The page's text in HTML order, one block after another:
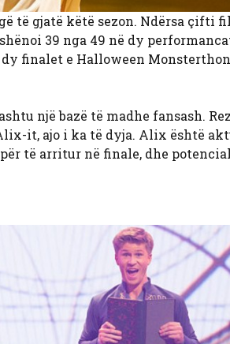
të gjatë këtë sezon. Ndërsa çifti
39 nga 49 në dy
finalet e Halloween
një bazë të madhe fansash.
it, ajo i ka të dyja. Alix është
të arritur në finale, dhe